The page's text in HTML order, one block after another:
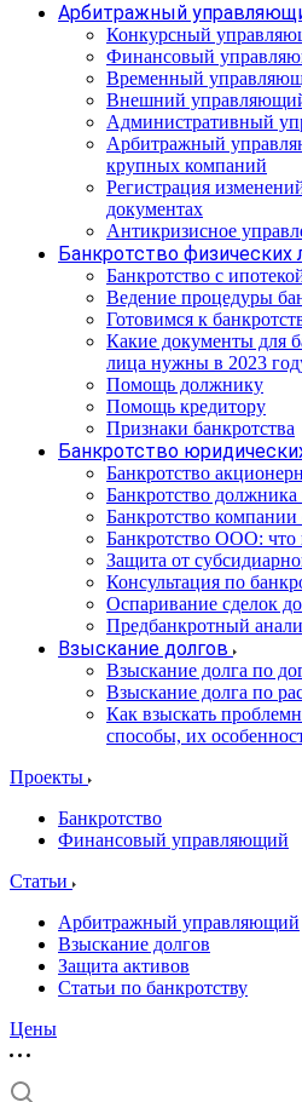
Арбитражный
Конкурсный
Финансовый
Временный
Внешний
Административный
Арбитражный
крупных компаний
Регистрация
документах
Антикризисное
Банкротство физических
Банкротство с
Ведение процедуры
Готовимся к
Какие документы для
лица нужны в 2023
Помощь должнику
Помощь кредитору
Признаки банкротства
Банкротство
Банкротство
Банкротство
Банкротство
Банкротство ООО: что
Защита от
Консультация по
Оспаривание сделок
Предбанкротный
Взыскание долгов
Взыскание долга по
Взыскание долга по
Как взыскать
способы, их
Проекты
Банкротство
Финансовый управляющий
Статьи
Арбитражный управляющий
Взыскание долгов
Защита активов
Статьи по банкротству
Цены